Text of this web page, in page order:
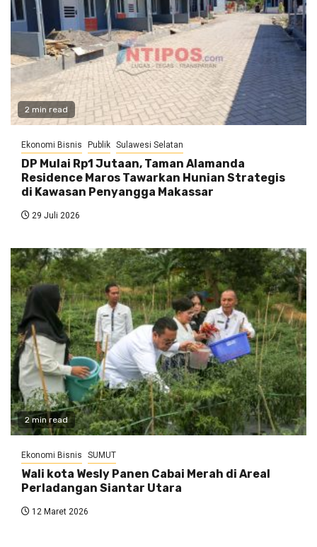
2 min read
Ekonomi Bisnis Publik Sulawesi Selatan
DP Mulai Rp1 Jutaan, Taman Alamanda
Residence Maros Tawarkan Hunian Strategis
di Kawasan Penyangga Makassar
29 Juli 2026
2 min read
Ekonomi Bisnis SUMUT
Wali kota Wesly Panen Cabai Merah di Areal
Perladangan Siantar Utara
12 Maret 2026